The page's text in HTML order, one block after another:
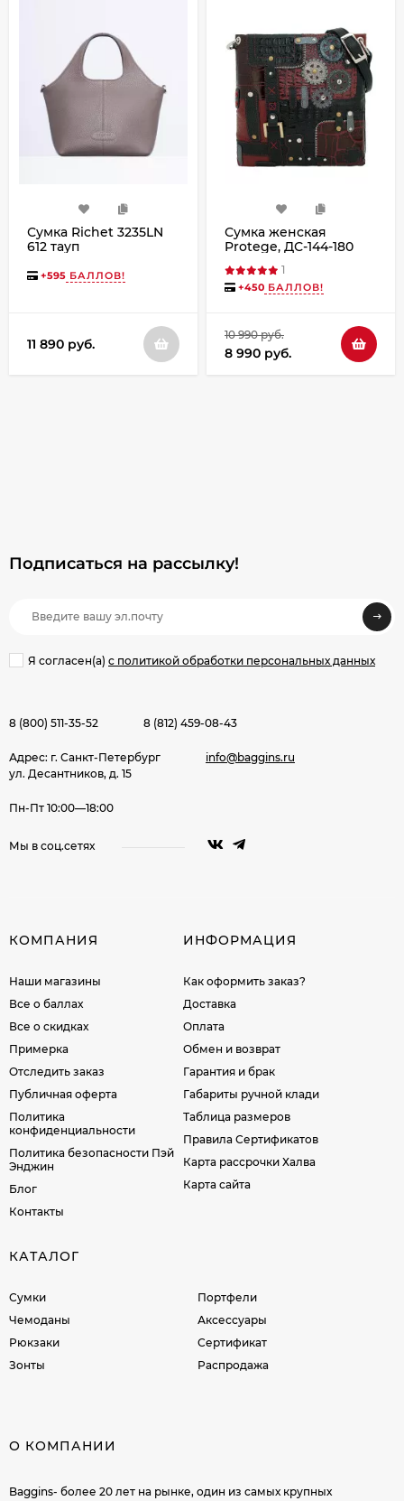
Сумка Richet 3235LN
612 тауп
+595 БАЛЛОВ!
11 890 руб.
Сумка женская
Protege, ДС-144-180
бордовая1
+450 БАЛЛОВ!
10 990 руб.
8 990 руб.
Подписаться на рассылкy!
Я согласен(a) с политикой обработки персональных данных
8 (800) 511-35-52 8 (812) 459-08-43
Адрес: г. Санкт-Петербург
ул. Десантников, д. 15
info@baggins.ru
Пн-Пт 10:00—18:00
Мы в соц.сетях
КОМПАНИЯ
Наши магазины
Все о баллах
Все о скидках
Примерка
Отследить заказ
Публичная оферта
Политика
конфиденциальности
Политика безопасности Пэй
Энджин
Блог
Контакты
ИНФОРМАЦИЯ
Как оформить заказ?
Доставка
Оплата
Обмен и возврат
Гарантия и брак
Габариты ручной клади
Таблица размеров
Правила Сертификатов
Карта рассрочки Халва
Карта сайта
КАТАЛОГ
Сумки
Чемоданы
Рюкзаки
Зонты
Портфели
Аксессуары
Сертификат
Распродажа
О КОМПАНИИ
Baggins- более 20 лет на рынке, один из самых крупных